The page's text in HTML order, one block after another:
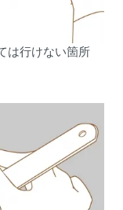
は行けない箇所